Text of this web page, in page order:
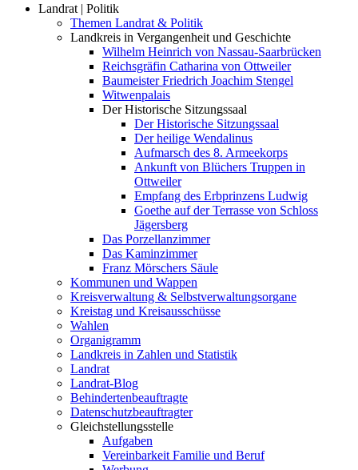
Landrat | Politik
Themen Landrat & Politik
Landkreis in Vergangenheit und Geschichte
Wilhelm Heinrich von Nassau-Saarbrücken
Reichsgräfin Catharina von Ottweiler
Baumeister Friedrich Joachim Stengel
Witwenpalais
Der Historische Sitzungssaal
Der Historische Sitzungssaal
Der heilige Wendalinus
Aufmarsch des 8. Armeekorps
Ankunft von Blüchers Truppen in
Ottweiler
Empfang des Erbprinzens Ludwig
Goethe auf der Terrasse von Schloss
Jägersberg
Das Porzellanzimmer
Das Kaminzimmer
Franz Mörschers Säule
Kommunen und Wappen
Kreisverwaltung & Selbstverwaltungsorgane
Kreistag und Kreisausschüsse
Wahlen
Organigramm
Landkreis in Zahlen und Statistik
Landrat
Landrat-Blog
Behindertenbeauftragte
Datenschutzbeauftragter
Gleichstellungsstelle
Aufgaben
Vereinbarkeit Familie und Beruf